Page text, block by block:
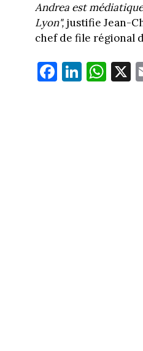
Andrea est
Lyon",justifie Jean-
chef de file régional
Fa
ce
Li
nk
W
ha
X